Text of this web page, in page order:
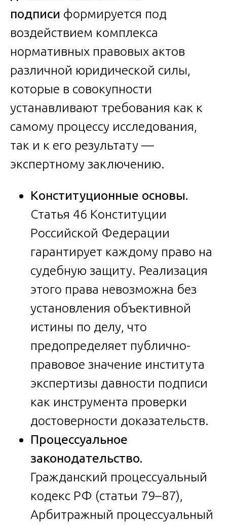
подписи формируется под
воздействием комплекса
нормативных правовых актов
различной юридической силы,
которые в совокупности
устанавливают требования как к
самому процессу исследования,
так и к его результату —
экспертному заключению.
Конституционные основы.
Статья 46 Конституции
Российской Федерации
гарантирует каждому право на
судебную защиту. Реализация
этого права невозможна без
установления объективной
истины по делу, что
предопределяет публично-
правовое значение института
экспертизы давности подписи
как инструмента проверки
достоверности доказательств.
Процессуальное
законодательство.
Гражданский процессуальный
кодекс РФ (статьи 79–87),
Арбитражный процессуальный